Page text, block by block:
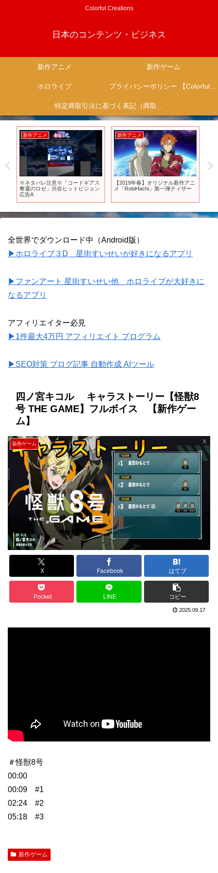
Colorful Creations
日本のコンテンツ・ビジネス
新作アニメ 新作ゲーム
ホロライブ プライバシーポリシー 【Colorful Creation】
特定商取引法に基づく表記（商取引に関する開示）
新作アニメ
※ネタバレ注意※「コードギアス
奪還のロゼ」渋谷ヒットビジョン
広告A
新作アニメ
【2019年春】オリジナル新作アニ
メ「RobiHachi」第一弾ティザー
全世界でダウンロード中（Android版）
▶ホロライブ３D 星街すいせいが好きになるアプリ
▶ファンアート 星街すいせい他 ホロライブが大好きに
なるアプリ
アフィリエイター必見
▶1件最大4万円 アフィリエイト プログラム
▶SEO対策 ブログ記事 自動作成 AIツール
四ノ宮キコル キャラストーリー【怪獣8
号 THE GAME】フルボイス 【新作ゲー
ム】
新作ゲーム
X Facebook はてブ
Pocket LINE コピー
2025.09.17
＃怪獣8号
00:00
00:09 #1
02:24 #2
05:18 #3
新作ゲーム